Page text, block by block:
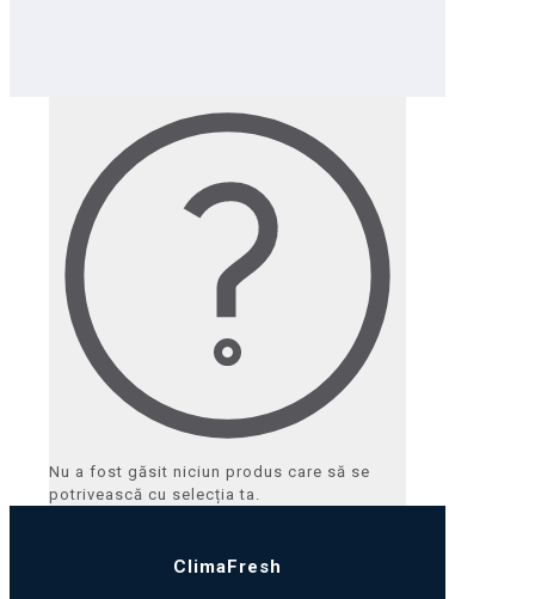
Nu a fost găsit niciun produs care să se
potrivească cu selecția ta.
ClimaFresh